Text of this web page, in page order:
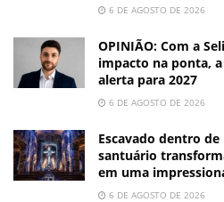
6 DE AGOSTO DE 2026
OPINIÃO: Com a
impacto na ponta,
alerta para 2027
6 DE AGOSTO DE 2026
Escavado dentro
santuário
em uma
6 DE AGOSTO DE 2026